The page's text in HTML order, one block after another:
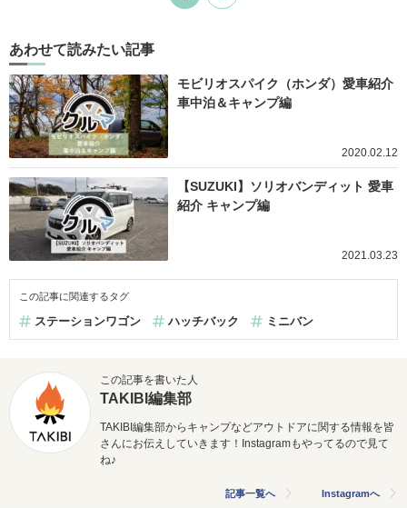
あわせて読みたい記事
モビリオスパイク（ホンダ）愛車紹介
車中泊＆キャンプ編
2020.02.12
【SUZUKI】ソリオバンディット 愛車
紹介 キャンプ編
2021.03.23
この記事に関連するタグ
ステーションワゴン ハッチバック ミニバン
この記事を書いた人
TAKIBI編集部
TAKIBI編集部からキャンプなどアウトドアに関する情報を皆
さんにお伝えしていきます！Instagramもやってるので見て
ね♪
記事一覧へ Instagramへ